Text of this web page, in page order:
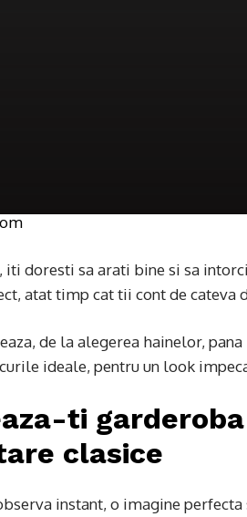
iti doresti sa arati bine si sa
atat timp cat tii cont de cateva
de la alegerea hainelor,
ideale, pentru un look
ti
clasice
instant, o imagine